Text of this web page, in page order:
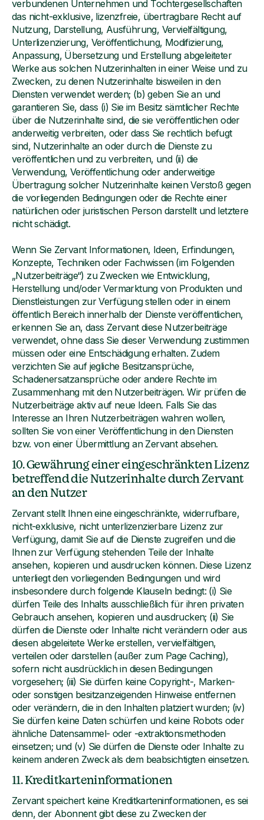
verbundenen Unternehmen und Tochtergesellschaften
das nicht-exklusive, lizenzfreie, übertragbare Recht auf
Nutzung, Darstellung, Ausführung, Vervielfältigung,
Unterlizenzierung, Veröffentlichung, Modifizierung,
Anpassung, Übersetzung und Erstellung abgeleiteter
Werke aus solchen Nutzerinhalten in einer Weise und zu
Zwecken, zu denen Nutzerinhalte bisweilen in den
Diensten verwendet werden; (b) geben Sie an und
garantieren Sie, dass (i) Sie im Besitz sämtlicher Rechte
über die Nutzerinhalte sind, die sie veröffentlichen oder
anderweitig verbreiten, oder dass Sie rechtlich befugt
sind, Nutzerinhalte an oder durch die Dienste zu
veröffentlichen und zu verbreiten, und (ii) die
Verwendung, Veröffentlichung oder anderweitige
Übertragung solcher Nutzerinhalte keinen Verstoß gegen
die vorliegenden Bedingungen oder die Rechte einer
natürlichen oder juristischen Person darstellt und letztere
nicht schädigt.
Wenn Sie Zervant Informationen, Ideen, Erfindungen,
Konzepte, Techniken oder Fachwissen (im Folgenden
„Nutzerbeiträge“) zu Zwecken wie Entwicklung,
Herstellung und/oder Vermarktung von Produkten und
Dienstleistungen zur Verfügung stellen oder in einem
öffentlich Bereich innerhalb der Dienste veröffentlichen,
erkennen Sie an, dass Zervant diese Nutzerbeiträge
verwendet, ohne dass Sie dieser Verwendung zustimmen
müssen oder eine Entschädigung erhalten. Zudem
verzichten Sie auf jegliche Besitzansprüche,
Schadenersatzansprüche oder andere Rechte im
Zusammenhang mit den Nutzerbeiträgen. Wir prüfen die
Nutzerbeiträge aktiv auf neue Ideen. Falls Sie das
Interesse an Ihren Nutzerbeiträgen wahren wollen,
sollten Sie von einer Veröffentlichung in den Diensten
bzw. von einer Übermittlung an Zervant absehen.
10. Gewährung einer eingeschränkten Lizenz
betreffend die Nutzerinhalte durch Zervant
an den Nutzer
Zervant stellt Ihnen eine eingeschränkte, widerrufbare,
nicht-exklusive, nicht unterlizenzierbare Lizenz zur
Verfügung, damit Sie auf die Dienste zugreifen und die
Ihnen zur Verfügung stehenden Teile der Inhalte
ansehen, kopieren und ausdrucken können. Diese Lizenz
unterliegt den vorliegenden Bedingungen und wird
insbesondere durch folgende Klauseln bedingt: (i) Sie
dürfen Teile des Inhalts ausschließlich für ihren privaten
Gebrauch ansehen, kopieren und ausdrucken; (ii) Sie
dürfen die Dienste oder Inhalte nicht verändern oder aus
diesen abgeleitete Werke erstellen, vervielfältigen,
verteilen oder darstellen (außer zum Page Caching),
sofern nicht ausdrücklich in diesen Bedingungen
vorgesehen; (iii) Sie dürfen keine Copyright-, Marken-
oder sonstigen besitzanzeigenden Hinweise entfernen
oder verändern, die in den Inhalten platziert wurden; (iv)
Sie dürfen keine Daten schürfen und keine Robots oder
ähnliche Datensammel- oder -extraktionsmethoden
einsetzen; und (v) Sie dürfen die Dienste oder Inhalte zu
keinem anderen Zweck als dem beabsichtigten einsetzen.
11. Kreditkarteninformationen
Zervant speichert keine Kreditkarteninformationen, es sei
denn, der Abonnent gibt diese zu Zwecken der